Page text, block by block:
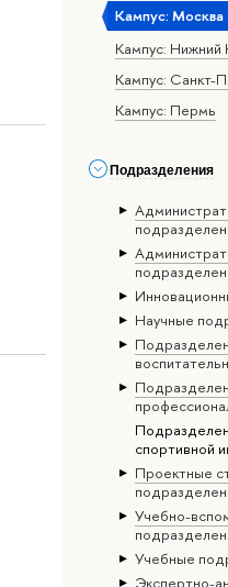
Кампус: Москва
Кампус: Нижний
Кампус: Санкт-
Кампус: Пермь
Подразделения
Научные
спортивной
Проектные
Учебно-
Учебные
Экспертно-